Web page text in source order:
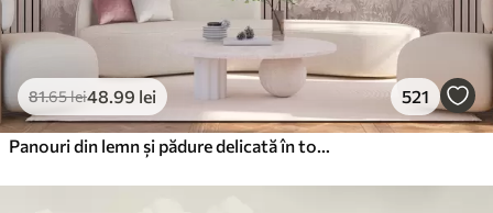
81.65lei48 .99 lei 521